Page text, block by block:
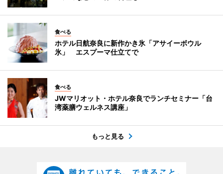
食べる
ホテル日航奈良に新作かき氷「アサイーボウル
氷」 エスプーマ仕立てで
食べる
JWマリオット・ホテル奈良でランチセミナー「台
湾薬膳ウェルネス講座」
もっと見る